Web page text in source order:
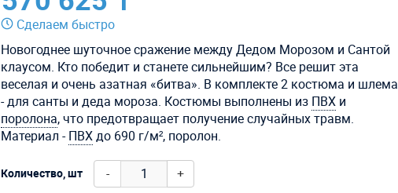
Сделаем быстро
Новогоднее шуточное сражение между Дедом Морозом и Сантой
клаусом. Кто победит и станете сильнейшим? Все решит эта
веселая и очень азатная «битва». В комплекте 2 костюма и шлема
- для санты и деда мороза. Костюмы выполнены из ПВХ и
поролона, что предотвращает получение случайных травм.
Материал -ПВХдо 690 г/м², поролон.
Количество, шт - +